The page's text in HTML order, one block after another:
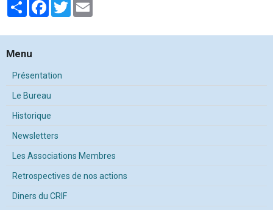
PartagerFacebook
Twitter
Menu
Présentation
Le Bureau
Historique
Newsletters
Les Associations Membres
Retrospectives de nos actions
Diners du CRIF